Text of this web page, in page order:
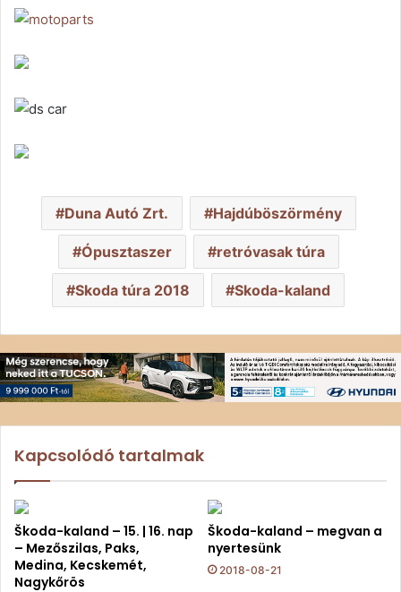
Duna Autó Zrt. Hajdúböszörmény
Ópusztaszer retróvasak túra
Skoda túra 2018 Skoda-kaland
Kapcsolódó tartalmak
Škoda-kaland – 15. | 16. nap
– Mezőszilas, Paks,
Medina, Kecskemét,
Nagykőrös
Škoda-kaland – megvan a
nyertesünk
2018-08-21